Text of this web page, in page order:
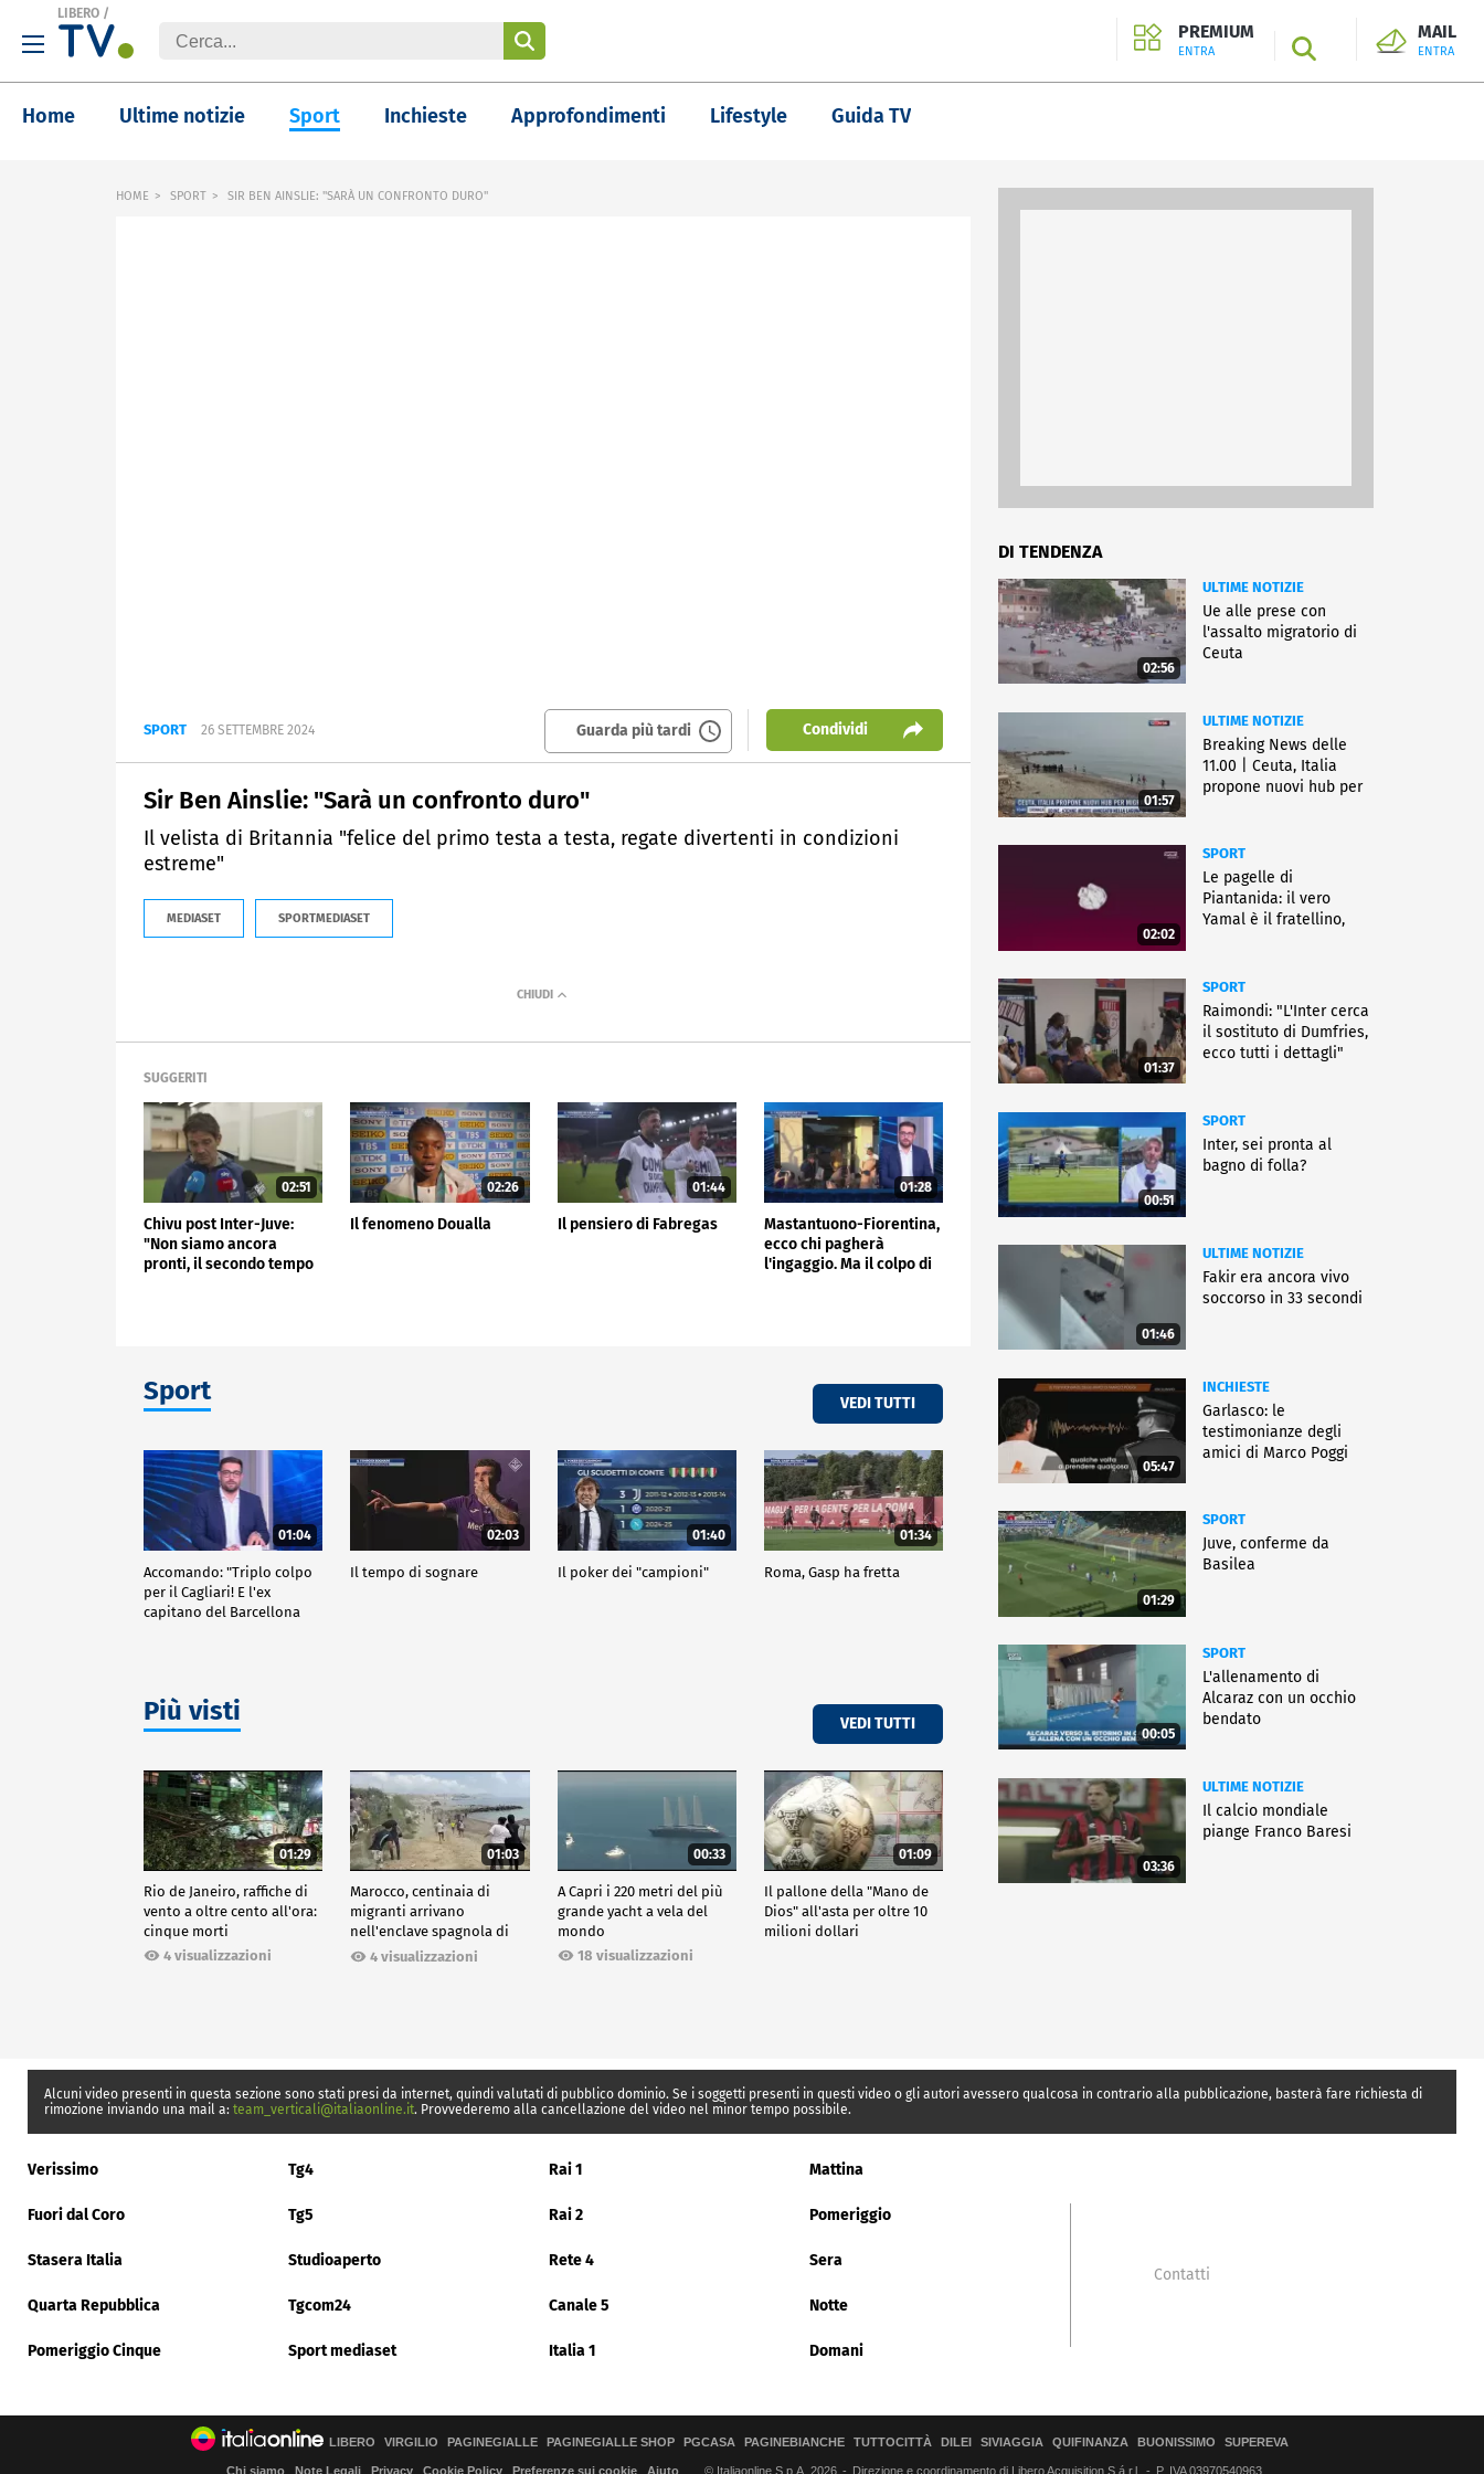
LIBERO /
PREMIUM
ENTRA SEARCH
MAIL
ENTRA
Home Ultime notizie Sport Inchieste Approfondimenti Lifestyle Guida TV
HOME SPORT SIR BEN AINSLIE: "SARÀ UN CONFRONTO DURO"
SPORT 26 SETTEMBRE 2024 Guarda più tardi Condividi
Sir Ben Ainslie: "Sarà un confronto duro"
Il velista di Britannia "felice del primo testa a testa, regate divertenti in condizioni
estreme"
MEDIASET SPORTMEDIASET
SUGGERITI
02:51
Chivu post Inter-Juve:
"Non siamo ancora
pronti, il secondo tempo
02:26
Il fenomeno Doualla
01:44
Il pensiero di Fabregas
01:28
Mastantuono-Fiorentina,
ecco chi pagherà
l'ingaggio. Ma il colpo di
Sport VEDI TUTTI
01:04
Accomando: "Triplo colpo
per il Cagliari! E l'ex
capitano del Barcellona
02:03
Il tempo di sognare
01:40
Il poker dei "campioni"
01:34
Roma, Gasp ha fretta
Più visti VEDI TUTTI
01:29
Rio de Janeiro, raffiche di
vento a oltre cento all'ora:
cinque morti
4 visualizzazioni
01:03
Marocco, centinaia di
migranti arrivano
nell'enclave spagnola di
Ceuta4 visualizzazioni
00:33
A Capri i 220 metri del più
grande yacht a vela del
mondo
18 visualizzazioni
01:09
Il pallone della "Mano de
Dios" all'asta per oltre 10
milioni dollari
DI TENDENZA
02:56
ULTIME NOTIZIE
Ue alle prese con
l'assalto migratorio di
Ceuta
01:57
ULTIME NOTIZIE
Breaking News delle
11.00 | Ceuta, Italia
propone nuovi hub per
02:02
SPORT
Le pagelle di
Piantanida: il vero
Yamal è il fratellino,
01:37
SPORT
Raimondi: "L'Inter cerca
il sostituto di Dumfries,
ecco tutti i dettagli"
00:51
SPORT
Inter, sei pronta al
bagno di folla?
01:46
ULTIME NOTIZIE
Fakir era ancora vivo
soccorso in 33 secondi
05:47
INCHIESTE
Garlasco: le
testimonianze degli
amici di Marco Poggi
01:29
SPORT
Juve, conferme da
Basilea
00:05
SPORT
L'allenamento di
Alcaraz con un occhio
bendato
03:36
ULTIME NOTIZIE
Il calcio mondiale
piange Franco Baresi
Alcuni video presenti in questa sezione sono stati presi da internet, quindi valutati di pubblico dominio. Se i soggetti presenti in questi video o gli autori avessero qualcosa in contrario alla pubblicazione, basterà fare richiesta di
rimozione inviando una mail a: team_verticali@italiaonline.it. Provvederemo alla cancellazione del video nel minor tempo possibile.
Verissimo Tg4 Rai 1 Mattina
Fuori dal Coro Tg5 Rai 2 Pomeriggio
Stasera Italia Studioaperto Rete 4 Sera
Quarta Repubblica Tgcom24 Canale 5 Notte
Pomeriggio Cinque Sport mediaset Italia 1 Domani
Contatti
LIBERO VIRGILIO PAGINEGIALLE PAGINEGIALLE SHOP PGCASA PAGINEBIANCHE TUTTOCITTÀ DILEI SIVIAGGIA QUIFINANZA BUONISSIMO SUPEREVA
Chi siamo Note Legali Privacy Cookie Policy Preferenze sui cookie Aiuto © Italiaonline S.p.A. 2026 Direzione e coordinamento di Libero Acquisition S.á r.l. P. IVA 03970540963